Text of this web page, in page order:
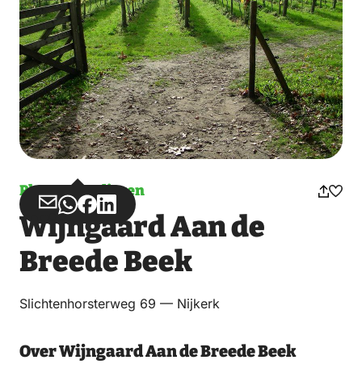
Planten en dieren
Deel
via
Deel
via
WhatsApp
Deel
op
Facebook
Deel
op
LinkedIn
Wijngaard Aan de
Breede Beek
Slichtenhorsterweg 69 — Nijkerk
Over Wijngaard Aan de Breede Beek